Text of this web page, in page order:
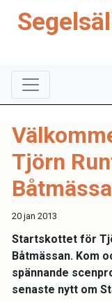
Tjörn
20 jan 2013
Startskottet för
Båtmässan. Kom
spännande
senaste nytt om